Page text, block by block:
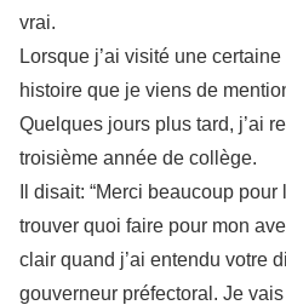
vrai.
Lorsque j’ai visité une
histoire que je viens de
Quelques jours plus tard, j’ai
troisième année de collège.
Il disait: “Merci beaucoup
trouver quoi faire pour mon
clair quand j’ai entendu votre
gouverneur préfectoral. Je